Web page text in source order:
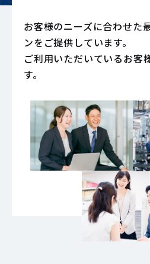
お客様のニーズに合わせた
ンをご提供しています。
ご利用いただいているお客
す。